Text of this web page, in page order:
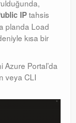
IPtahsis
planda Load
kısa bir
Portal’da
veya CLI